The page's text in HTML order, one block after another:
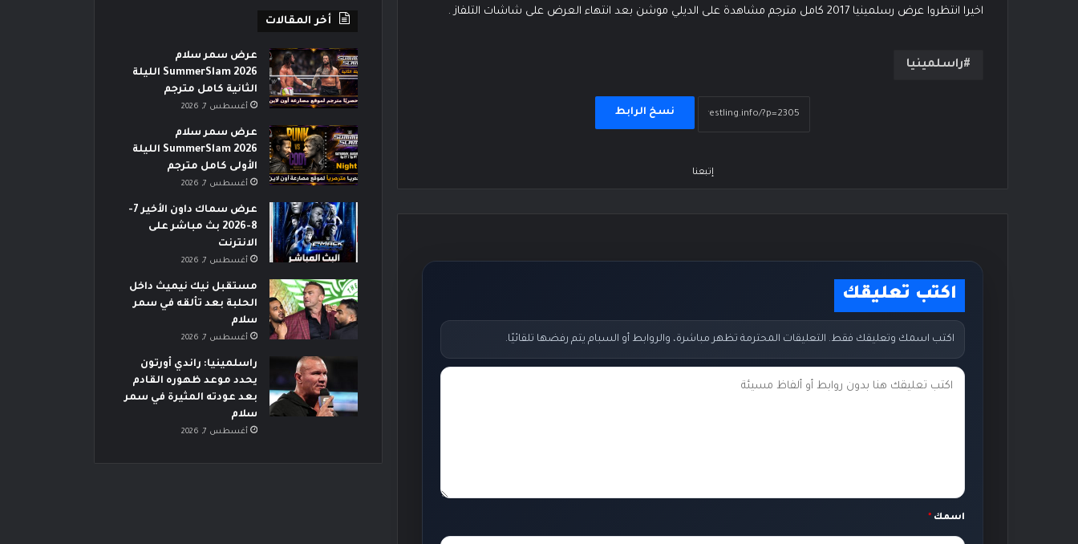
اخيرا انتظروا عرض رسلمينيا 2017 كامل مترجم مشاهدة على الديلي موشن بعد انتهاء العرض على شاشات التلفاز .
راسلمينيا
نسخ الرابط
إتبعنا
اكتب تعليقك
اكتب اسمك وتعليقك فقط. التعليقات المحترمة تظهر مباشرة، والروابط أو السبام يتم رفضها تلقائيًا.
ت
ك
اسمك *
أخر المقالات
عرض سمر سلام
SummerSlam 2026 الليلة
الثانية كامل مترجم
أغسطس 7, 2026
عرض سمر سلام
SummerSlam 2026 الليلة
الأولى كامل مترجم
أغسطس 7, 2026
عرض سماك داون الأخير 7-
8-2026 بث مباشر على
الانترنت
أغسطس 7, 2026
مستقبل نيك نيميث داخل
الحلبة بعد تألقه في سمر
سلام
أغسطس 7, 2026
راسلمينيا: راندي أورتون
يحدد موعد ظهوره القادم
بعد عودته المثيرة في سمر
سلام
أغسطس 7, 2026